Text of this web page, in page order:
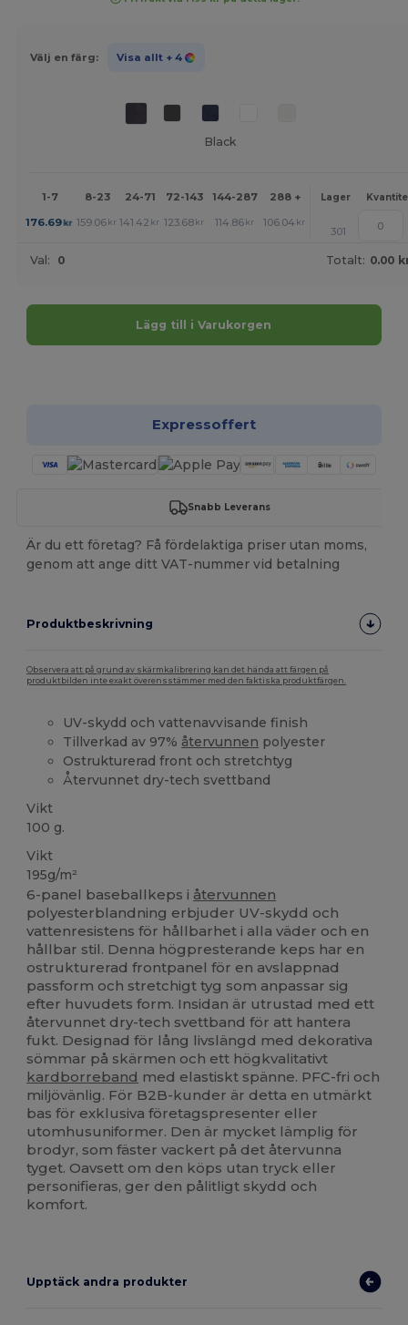
Välj en färg: Visa allt + 4
Black
1-7 8-23 24-71 72-143 144-287 288 + Mer
Lager
176.69kr 159.06 kr 141.42 kr 123.68 kr 114.86 kr 106.04 kr
301
Val: 0 Totalt: 0.00
Lägg till i Varukorgen
Expressoffert
Snabb Leverans
Är du ett företag? Få fördelaktiga priser utan moms,
genom att ange ditt VAT-nummer vid betalning
Produktbeskrivning
Observera att på grund av skärmkalibrering kan det hända att färgen på
produktbilden inte exakt överensstämmer med den faktiska produktfärgen.
UV-skydd och vattenavvisande finish
Tillverkad av 97% återvunnen polyester
Ostrukturerad front och stretchtyg
Återvunnet dry-tech svettband
Vikt
100 g.
Vikt
195g/m²
6-panel baseballkeps i återvunnen
polyesterblandning erbjuder UV-skydd och
vattenresistens för hållbarhet i alla väder och en
hållbar stil. Denna högpresterande keps har en
ostrukturerad frontpanel för en avslappnad
passform och stretchigt tyg som anpassar sig
efter huvudets form. Insidan är utrustad med ett
återvunnet dry-tech svettband för att hantera
fukt. Designad för lång livslängd med dekorativa
sömmar på skärmen och ett högkvalitativt
kardborreband med elastiskt spänne. PFC-fri och
miljövänlig. För B2B-kunder är detta en utmärkt
bas för exklusiva företagspresenter eller
utomhusuniformer. Den är mycket lämplig för
brodyr, som fäster vackert på det återvunna
tyget. Oavsett om den köps utan tryck eller
personifieras, ger den pålitligt skydd och
komfort.
Upptäck andra produkter